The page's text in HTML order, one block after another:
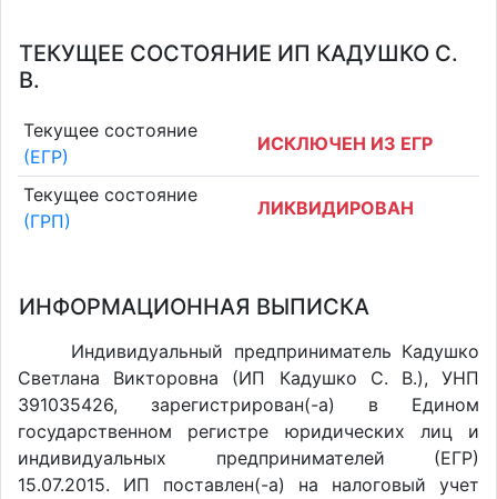
ТЕКУЩЕЕ СОСТОЯНИЕ ИП КАДУШКО С.
В.
Текущее состояние
(ЕГР)
ИСКЛЮЧЕН ИЗ ЕГР
Текущее состояние
(ГРП)
ЛИКВИДИРОВАН
ИНФОРМАЦИОННАЯ ВЫПИСКА
Индивидуальный предприниматель Кадушко
Светлана Викторовна (ИП Кадушко С. В.), УНП
391035426, зарегистрирован(-а) в Едином
государственном регистре юридических лиц и
индивидуальных предпринимателей (ЕГР)
15.07.2015. ИП поставлен(-a) на налоговый учет